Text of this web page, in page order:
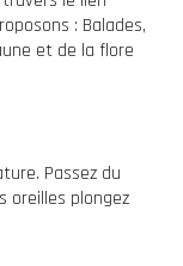
: Balades,
et de la flore
Passez du
oreilles plongez